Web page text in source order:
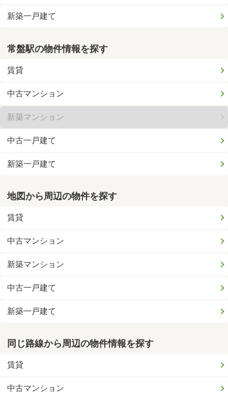
新築一戸建て
常盤駅の物件情報を探す
賃貸
中古マンション
新築マンション
中古一戸建て
新築一戸建て
地図から周辺の物件を探す
賃貸
中古マンション
新築マンション
中古一戸建て
新築一戸建て
同じ路線から周辺の物件情報を探す
賃貸
中古マンション